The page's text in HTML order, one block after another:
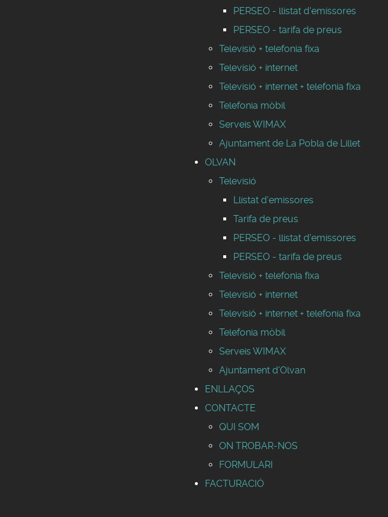
PERSEO - llistat d'emissores
PERSEO - tarifa de preus
Televisió + telefonia fixa
Televisió + internet
Televisió + internet + telefonia fixa
Telefonia mòbil
Serveis WIMAX
Ajuntament de La Pobla de Lillet
OLVAN
Televisió
Llistat d'emissores
Tarifa de preus
PERSEO - llistat d'emissores
PERSEO - tarifa de preus
Televisió + telefonia fixa
Televisió + internet
Televisió + internet + telefonia fixa
Telefonia mòbil
Serveis WIMAX
Ajuntament d'Olvan
ENLLAÇOS
CONTACTE
QUI SOM
ON TROBAR-NOS
FORMULARI
FACTURACIÓ